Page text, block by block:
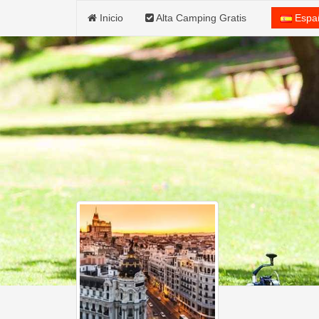
Inicio Alta Camping Gratis